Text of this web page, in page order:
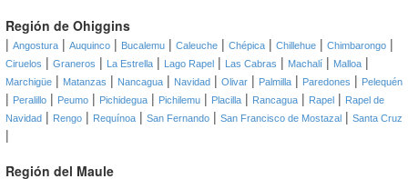
Región de Ohiggins
| Angostura | Auquinco | Bucalemu | Caleuche | Chépica | Chillehue | Chimbarongo |
Ciruelos | Graneros | La Estrella | Lago Rapel | Las Cabras | Machalí | Malloa |
Marchigüe | Matanzas | Nancagua | Navidad | Olivar | Palmilla | Paredones | Pelequén
| Peralillo | Peumo | Pichidegua | Pichilemu | Placilla | Rancagua | Rapel | Rapel de
Navidad | Rengo | Requínoa | San Fernando | San Francisco de Mostazal | Santa Cruz
|
Región del Maule